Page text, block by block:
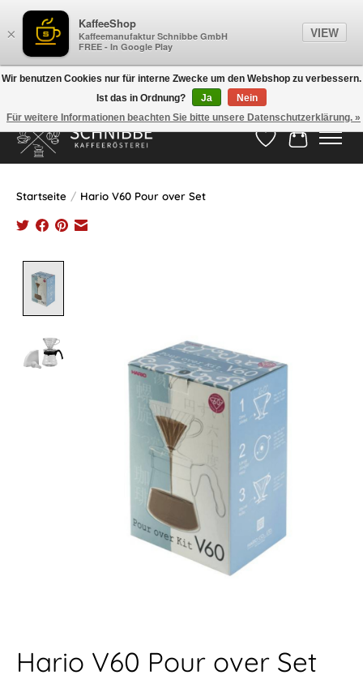
05524-999 33 79 >>> Versandkostenfrei ab 75€ <<<
Wunschzettel
Ihr
Startseite / Hario V60 Pour over Set
Hario V60 Pour over Set
Wir benutzen Cookies nur für interne Zwecke um den Webshop zu verbessern.
Ist das in Ordnung?
Ja
Nein
Für weitere Informationen beachten Sie bitte unsere Datenschutzerklärung. »
×
KaffeeShop
Kaffeemanufaktur Schnibbe GmbH
FREE - In Google Play
VIEW